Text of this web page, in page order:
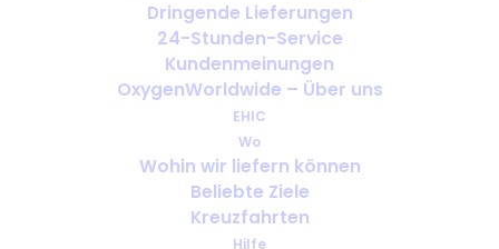
Dringende Lieferungen
24-Stunden-Service
Kundenmeinungen
OxygenWorldwide – Über uns
EHIC
Wo
Wohin wir liefern können
Beliebte Ziele
Kreuzfahrten
Hilfe